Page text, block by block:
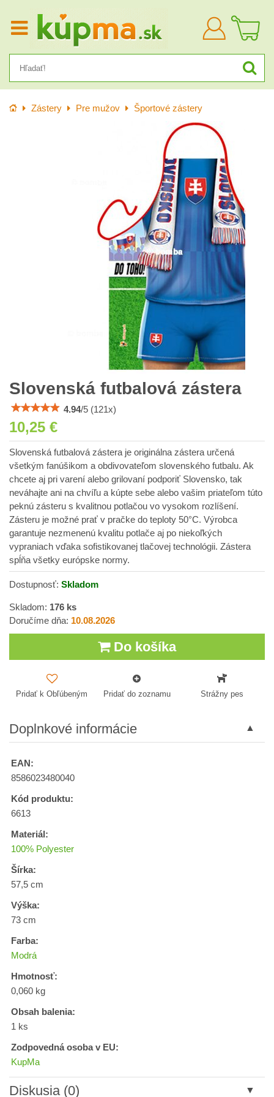
Prihlásiť
sa
Úvod Zástery Pre mužov Športové zástery
Slovenská futbalová zástera
4.94/5 (121 x)
10,25 €
Slovenská futbalová zástera je originálna zástera určená
všetkým fanúšikom a obdivovateľom slovenského futbalu. Ak
chcete aj pri varení alebo grilovaní podporiť Slovensko, tak
neváhajte ani na chvíľu a kúpte sebe alebo vašim priateľom túto
peknú zásteru s kvalitnou potlačou vo vysokom rozlíšení.
Zásteru je možné prať v pračke do teploty 50°C. Výrobca
garantuje nezmenenú kvalitu potlače aj po niekoľkých
vypraniach vďaka sofistikovanej tlačovej technológii. Zástera
spĺňa všetky európske normy.
Dostupnosť: Skladom
Skladom: 176 ks
Doručíme dňa: 10.08.2026
Do košíka
Pridať k Obľúbeným Pridať do zoznamu Strážny pes
Doplnkové informácie
EAN:
8586023480040
Kód produktu:
6613
Materiál:
100% Polyester
Šírka:
57,5 cm
Výška:
73 cm
Farba:
Modrá
Hmotnosť:
0,060 kg
Obsah balenia:
1 ks
Zodpovedná osoba v EU:
KupMa
Diskusia (0)